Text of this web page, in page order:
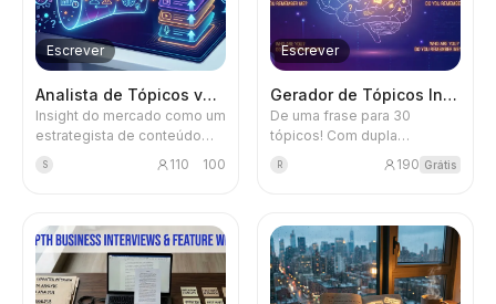
Preços
Baixar
Blog
Atualizações
Escrever
Analista de Tópicos v2.0
Insight do mercado como um
estrategista de conteúdo
tópicos, torne seu conteúdo
para a conta oficial do
WeChat um sucesso em
cada postagem e acabe
S 110 100
Escrever
Gerador de Tópicos Inteligente
De uma frase para 30
tópicos! Com dupla
mineração baseada em base
de conhecimento e
usuários e inspirações soltas
em 10 a 30 tópicos prontos
para uso. Cada tópico inclui
suporte de material,
R 190 Grátis